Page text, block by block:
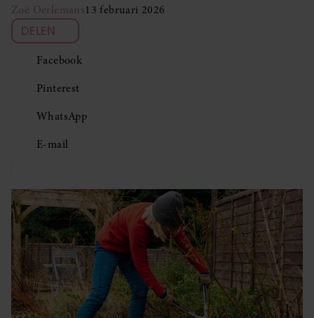
Zoë Oerlemans13 februari 2026
DELEN
Facebook
Pinterest
WhatsApp
E-mail